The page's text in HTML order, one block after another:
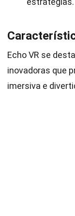
Echo VR se
inovadoras que
imersiva e